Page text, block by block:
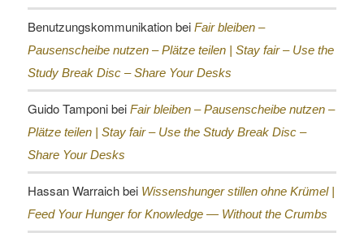
Benutzungskommunikationbei Fair bleiben –
Pausenscheibe nutzen – Plätze teilen | Stay fair – Use the
Study Break Disc – Share Your Desks
Guido Tamponibei Fair bleiben – Pausenscheibe nutzen –
Plätze teilen | Stay fair – Use the Study Break Disc –
Share Your Desks
Hassan Warraichbei Wissenshunger stillen ohne Krümel |
Feed Your Hunger for Knowledge — Without the Crumbs